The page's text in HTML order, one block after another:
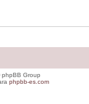
Group
phpbb-es.com